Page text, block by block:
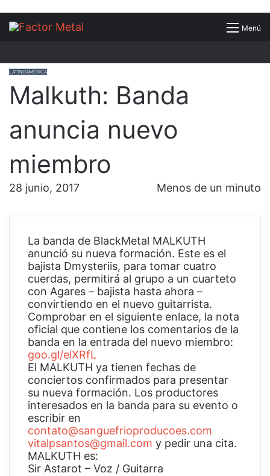
Menú
Buscar
LATINOAMÉRICA
Malkuth: Banda
anuncia nuevo
miembro
28 junio, 2017 Menos de un minuto
La banda de BlackMetal MALKUTH
anunció su nueva formación. Este es el
bajista Dmysteriis, para tomar cuatro
cuerdas, permitirá al grupo a un cuarteto
con Agares – bajista hasta ahora –
convirtiendo en el nuevo guitarrista.
Comprobar en el siguiente enlace, la nota
oficial que contiene los comentarios de la
banda en la entrada del nuevo miembro:
goo.gl/elXRfL
El MALKUTH ya tienen fechas de
conciertos confirmados para presentar
su nueva formación. Los productores
interesados en la banda para su evento o
escribir en
contato@sanguefrioproducoes.com
vitalpsantos@gmail.com y pedir una cita.
MALKUTH es:
Sir Astarot – Voz / Guitarra